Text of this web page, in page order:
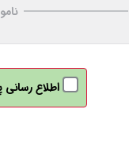
اطلاع